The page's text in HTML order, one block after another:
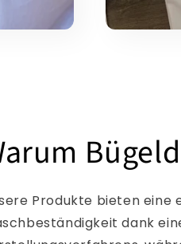
Produkte bieten eine
dank